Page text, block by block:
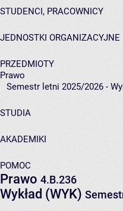
STUDENCI, PRACOWNICY
JEDNOSTKI ORGANIZACYJNE
PRZEDMIOTY
Prawo
Semestr letni 2025/2026 -
STUDIA
AKADEMIKI
POMOC
Prawo 4.B.236
Wykład (WYK)